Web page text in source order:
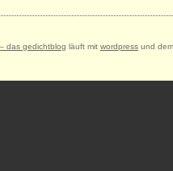
das gedichtblog läuft mit wordpress und